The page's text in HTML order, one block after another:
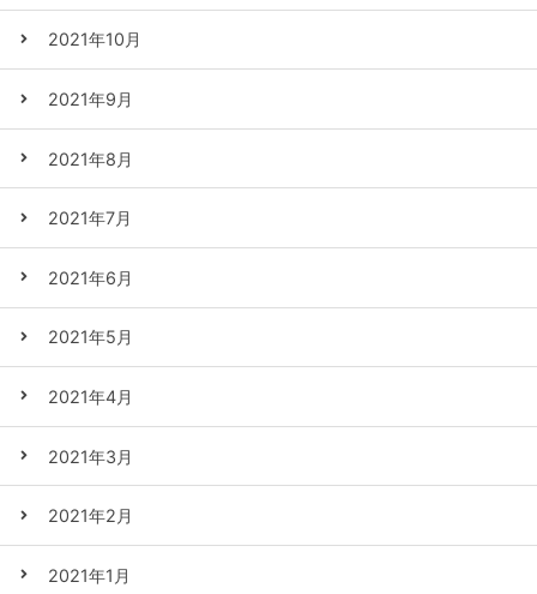
2021年10月
2021年9月
2021年8月
2021年7月
2021年6月
2021年5月
2021年4月
2021年3月
2021年2月
2021年1月